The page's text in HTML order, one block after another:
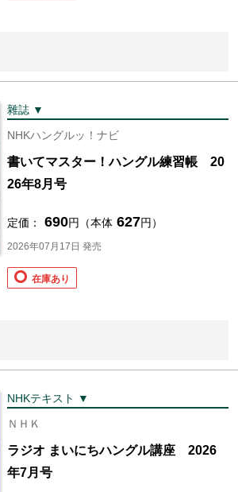
雜誌 ▼
NHKハングルッ！ナビ
書いてマスター！ハングル練習帳 20
26年8月号
定価： 690円（本体 627円）
2026年07月17日 発売
在庫あり
NHKテキスト ▼
ＮＨＫ
ラジオ まいにちハングル講座 2026
年7月号